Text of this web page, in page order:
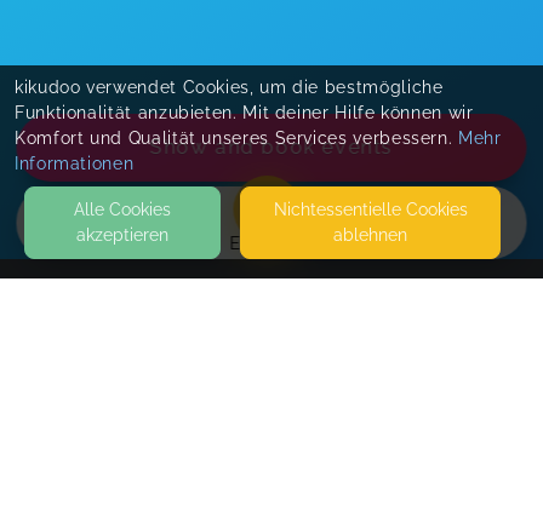
EVENTS
Show and book events
kikudoo verwendet Cookies, um die bestmögliche
Funktionalität anzubieten. Mit deiner Hilfe können wir
Komfort und Qualität unseres Services verbessern. Mehr
Informationen
Alle Cookies
akzeptieren
Nicht­essentielle Cookies
ablehnen